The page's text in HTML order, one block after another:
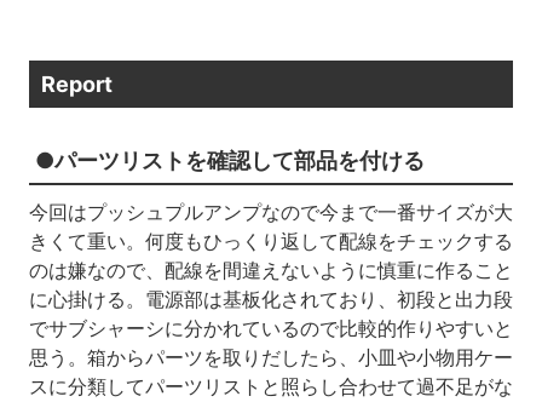
Report
●パーツリストを確認して部品を付ける
今回はプッシュプルアンプなので今まで一番サイズが大
きくて重い。何度もひっくり返して配線をチェックする
のは嫌なので、配線を間違えないように慎重に作ること
に心掛ける。電源部は基板化されており、初段と出力段
でサブシャーシに分かれているので比較的作りやすいと
思う。箱からパーツを取りだしたら、小皿や小物用ケー
スに分類してパーツリストと照らし合わせて過不足がな